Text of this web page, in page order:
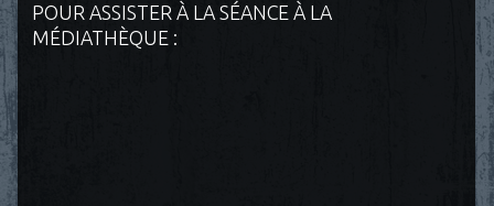
POUR ASSISTER À LA SÉANCE À LA
MÉDIATHÈQUE :